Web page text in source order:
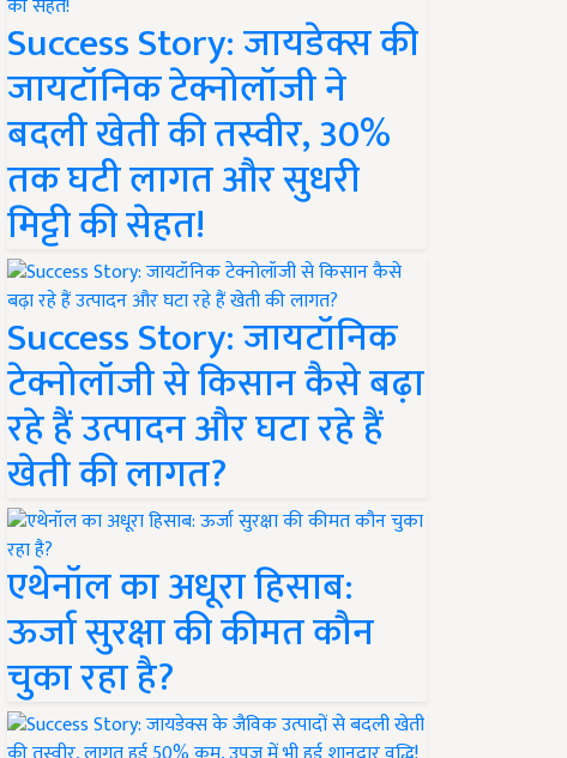
Success Story: जायडेक्स की
जायटॉनिक टेक्नोलॉजी ने
बदली खेती की तस्वीर, 30%
तक घटी लागत और सुधरी
मिट्टी की सेहत!
Success Story: जायटॉनिक
टेक्नोलॉजी से किसान कैसे बढ़ा
रहे हैं उत्पादन और घटा रहे हैं
खेती की लागत?
एथेनॉल का अधूरा हिसाब:
ऊर्जा सुरक्षा की कीमत कौन
चुका रहा है?